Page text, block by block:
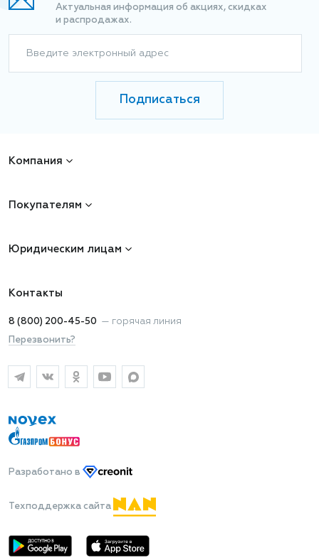
Актуальная информация об акциях, скидках
и распродажах.
Введите электронный адрес
Подписаться
Компания
Покупателям
Юридическим лицам
Контакты
8 (800) 200-45-50 — горячая линия
Перезвонить?
Разработано в
Техподдержка сайта